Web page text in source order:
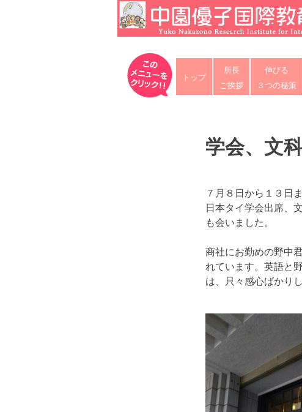
Skip
to
content
中園優子国際教育研究所
公式ホームページ、熊本県の山鹿・菊池
な英語を中心に「合格請負人」と評判の
トップ
所長
ご挨拶
伸びる
３つの秘策
学会、文
７月８日から１３日
日本タイ学会出席、
も会いました。
商社にお勤めの野中
れています。英語と
は、只々感心ばかり